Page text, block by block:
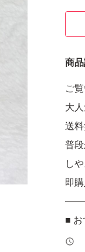
商
ご
大
送料
普
し
即
■ お
・